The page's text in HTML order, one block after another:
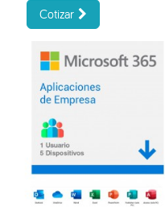
Cotizar